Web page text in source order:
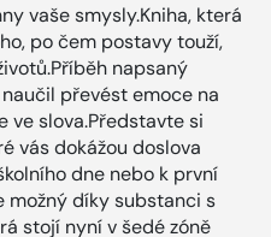
vaše smysly.Kniha, která
po čem postavy touží,
napsaný
převést emoce na
ve slova.Představte si
vás dokážou doslova
dne nebo k první
možný díky substanci s
stojí nyní v šedé zóně